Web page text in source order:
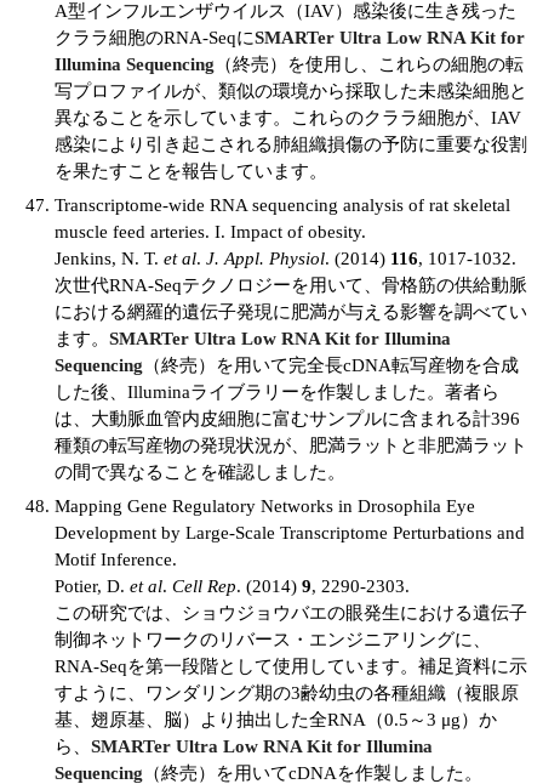
A型インフルエンザウイルス（IAV）感染後に生き残った
クララ細胞のRNA-SeqにSMARTer Ultra Low RNA Kit for
Illumina Sequencing （終売）を使用し、これらの細胞の転
写プロファイルが、類似の環境から採取した未感染細胞と
異なることを示しています。これらのクララ細胞が、IAV
感染により引き起こされる肺組織損傷の予防に重要な役割
を果たすことを報告しています。
Transcriptome-wide RNA sequencing analysis of rat skeletal
muscle feed arteries. I. Impact of obesity.
Jenkins, N. T. et al. J. Appl. Physiol. (2014) 116, 1017-1032.
次世代RNA-Seqテクノロジーを用いて、骨格筋の供給動脈
における網羅的遺伝子発現に肥満が与える影響を調べてい
ます。 SMARTer Ultra Low RNA Kit for Illumina
Sequencing （終売）を用いて完全長cDNA転写産物を合成
した後、Illuminaライブラリーを作製しました。著者ら
は、大動脈血管内皮細胞に富むサンプルに含まれる計396
種類の転写産物の発現状況が、肥満ラットと非肥満ラット
の間で異なることを確認しました。
Mapping Gene Regulatory Networks in Drosophila Eye
Development by Large-Scale Transcriptome Perturbations and
Motif Inference.
Potier, D. et al. Cell Rep. (2014) 9, 2290-2303.
この研究では、ショウジョウバエの眼発生における遺伝子
制御ネットワークのリバース・エンジニアリングに、
RNA-Seqを第一段階として使用しています。補足資料に示
すように、ワンダリング期の3齢幼虫の各種組織（複眼原
基、翅原基、脳）より抽出した全RNA（0.5～3 μg）か
ら、 SMARTer Ultra Low RNA Kit for Illumina
Sequencing （終売）を用いてcDNAを作製しました。